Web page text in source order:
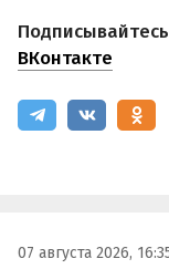
ВКонтакте
07 августа 2026,